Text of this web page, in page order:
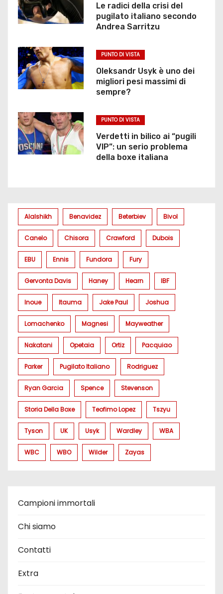
Le radici della crisi del
pugilato italiano secondo
Andrea Sarritzu
PUNTO DI VISTA
Oleksandr Usyk è uno dei
migliori pesi massimi di
sempre?
PUNTO DI VISTA
Verdetti in bilico ai “pugili
VIP”: un serio problema
della boxe italiana
Alalshikh Benavidez Beterbiev Bivol
Canelo Chisora Crawford Dubois
EBU Ennis Fundora Fury
Gervonta Davis Haney Hearn IBF
Inoue Itauma Jake Paul Joshua
Lomachenko Magnesi Mayweather
Nakatani Opetaia Ortiz Pacquiao
Parker Pugilato Italiano Rodriguez
Ryan Garcia Spence Stevenson
Storia Della Boxe Teofimo Lopez Tszyu
Tyson UK Usyk Wardley WBA
WBC WBO Wilder Zayas
Campioni immortali
Chi siamo
Contatti
Extra